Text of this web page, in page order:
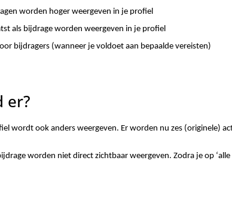
worden hoger weergeven in je profiel
als bijdrage worden weergeven in je profiel
bijdragers (wanneer je voldoet aan bepaalde vereisten)
er?
wordt ook anders weergeven. Er worden nu zes (originele)
worden niet direct zichtbaar weergeven. Zodra je op